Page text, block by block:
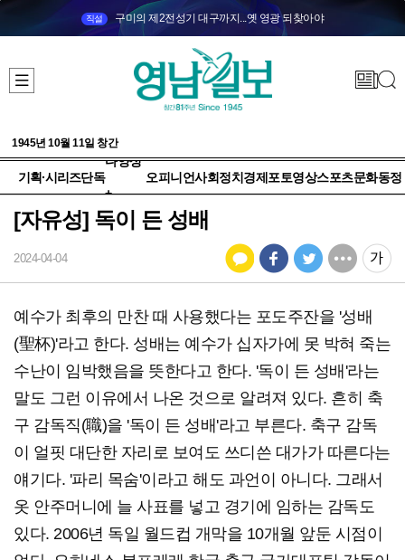
직설 구미의 제2전성기 대구까지...옛 영광 되찾아야
1945년 10월 11일 창간
기획·시리즈단독
다양성
+
오피니언사회정치 경제 포토영상스포츠문화동정
[자유성] 독이 든 성배
2024-04-04
예수가 최후의 만찬 때 사용했다는 포도주잔을 '성배
(聖杯)'라고 한다. 성배는 예수가 십자가에 못 박혀 죽는
수난이 임박했음을 뜻한다고 한다. '독이 든 성배'라는
말도 그런 이유에서 나온 것으로 알려져 있다. 흔히 축
구 감독직(職)을 '독이 든 성배'라고 부른다. 축구 감독
이 얼핏 대단한 자리로 보여도 쓰디쓴 대가가 따른다는
얘기다. '파리 목숨'이라고 해도 과언이 아니다. 그래서
옷 안주머니에 늘 사표를 넣고 경기에 임하는 감독도
있다. 2006년 독일 월드컵 개막을 10개월 앞둔 시점이